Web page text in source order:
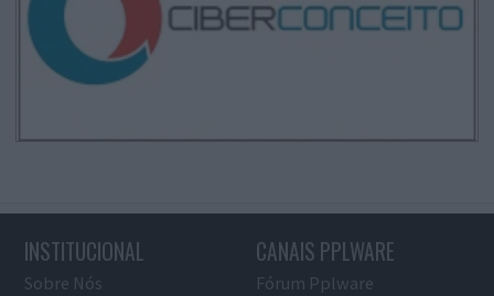
INSTITUCIONAL
Sobre Nós
CANAIS PPLWARE
Fórum Pplware